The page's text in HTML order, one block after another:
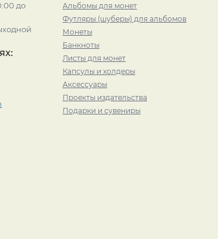
до
Альбомы для монет
Футляры (шуберы) для альбомов
Монеты
Банкноты
Листы для монет
Капсулы и холдеры
Аксессуары
Проекты издательства
Подарки и сувениры